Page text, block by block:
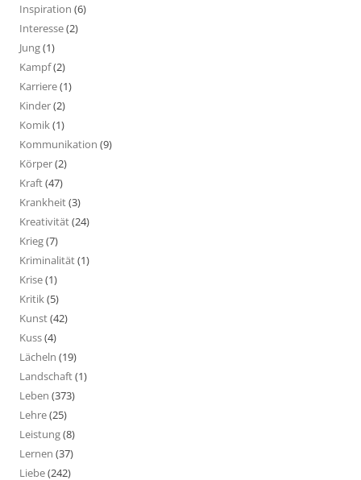
Inspiration (6)
Interesse(2)
Jung(1)
Kampf(2)
Karriere(1)
Kinder(2)
Komik(1)
Kommunikation (9)
Körper(2)
Kraft(47)
Krankheit(3)
Kreativität(24)
Krieg(7)
Kriminalität(1)
Krise(1)
Kritik(5)
Kunst(42)
Kuss(4)
Lächeln (19)
Landschaft(1)
Leben (373)
Lehre(25)
Leistung(8)
Lernen (37)
Liebe(242)